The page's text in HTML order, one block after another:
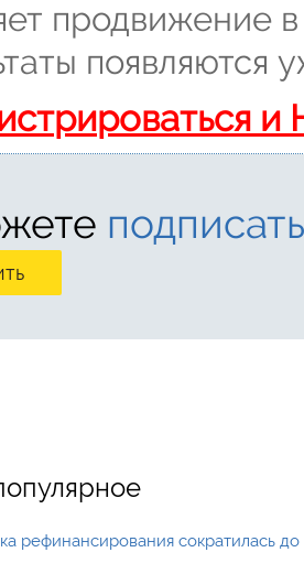
продвижение
появляются
рефинансирования сократилась